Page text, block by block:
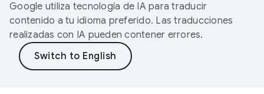
Google utiliza tecnología de IA para traducir
contenido a tu idioma preferido. Las traducciones
realizadas con IA pueden contener errores.